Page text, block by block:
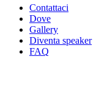
Contattaci
Dove
Gallery
Diventa speaker
FAQ